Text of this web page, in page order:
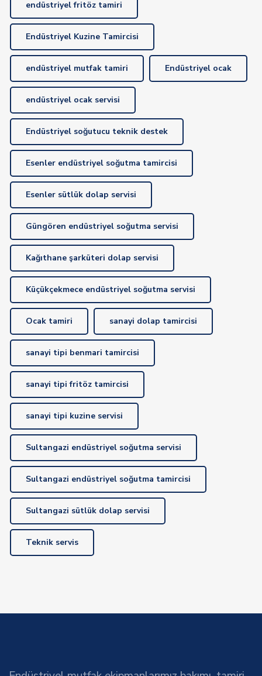
endüstriyel fritöz tamiri
Endüstriyel Kuzine Tamircisi
endüstriyel mutfak tamiri Endüstriyel ocak
endüstriyel ocak servisi
Endüstriyel soğutucu teknik destek
Esenler endüstriyel soğutma tamircisi
Esenler sütlük dolap servisi
Güngören endüstriyel soğutma servisi
Kağıthane şarküteri dolap servisi
Küçükçekmece endüstriyel soğutma servisi
Ocak tamiri sanayi dolap tamircisi
sanayi tipi benmari tamircisi
sanayi tipi fritöz tamircisi
sanayi tipi kuzine servisi
Sultangazi endüstriyel soğutma servisi
Sultangazi endüstriyel soğutma tamircisi
Sultangazi sütlük dolap servisi
Teknik servis